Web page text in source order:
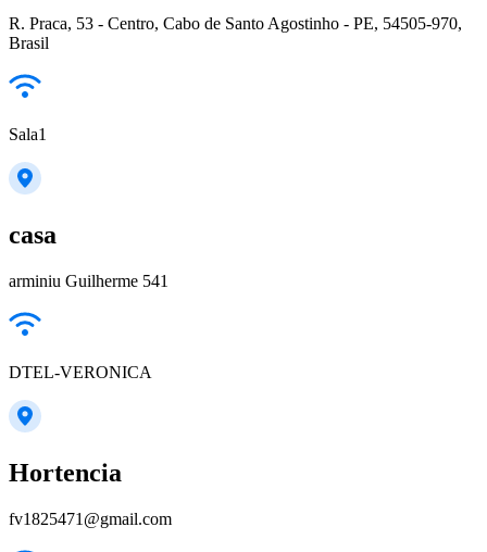
R. Praca, 53 - Centro, Cabo de Santo Agostinho - PE, 54505-970,
Brasil
Sala1
casa
arminiu Guilherme 541
DTEL-VERONICA
Hortencia
fv1825471@gmail.com